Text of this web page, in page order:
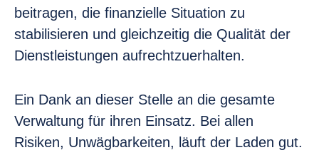
beitragen, die finanzielle Situation zu
stabilisieren und gleichzeitig die Qualität der
Dienstleistungen aufrechtzuerhalten.
Ein Dank an dieser Stelle an die gesamte
Verwaltung für ihren Einsatz. Bei allen
Risiken, Unwägbarkeiten, läuft der Laden gut.